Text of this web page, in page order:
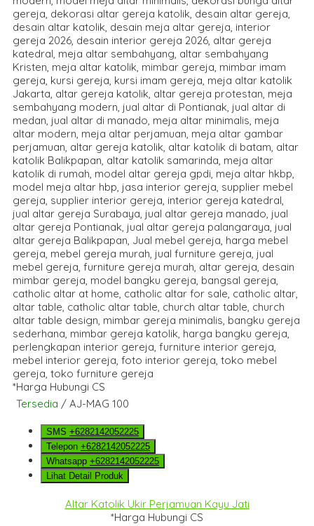
*Harga Hubungi CS
Tersedia / AJ-MAG 100
SMS +6282142052225
Telepon +6282142052225
Whatsapp +6282142052225
Lihat Detail Produk
Altar Katolik Ukir Perjamuan Kayu Jati
*Harga Hubungi CS